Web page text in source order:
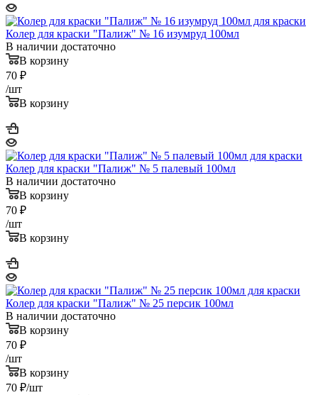
Колер для краски "Палиж" № 16 изумруд 100мл
В наличии достаточно
В корзину
70 ₽
/шт
В корзину
Колер для краски "Палиж" № 5 палевый 100мл
В наличии достаточно
В корзину
70 ₽
/шт
В корзину
Колер для краски "Палиж" № 25 персик 100мл
В наличии достаточно
В корзину
70 ₽
/шт
В корзину
70 ₽/шт